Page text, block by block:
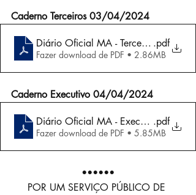
Caderno Terceiros 03/04/2024
Diário Oficial MA - Terceiros 03-04-
.pdf
Fazer download de PDF • 2.86MB
Caderno Executivo 04/04/2024
Diário Oficial MA - Executivo 04-04-
.pdf
Fazer download de PDF • 5.85MB
••••••
POR UM SERVIÇO PÚBLICO DE